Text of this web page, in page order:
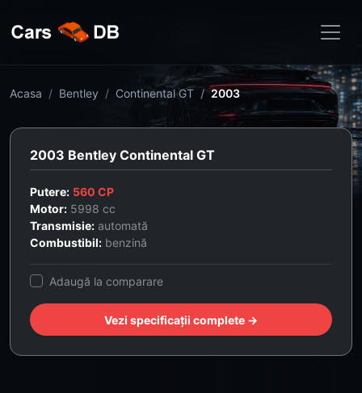
Acasa Bentley Continental GT 2003
2003 Bentley Continental GT
Putere: 560 CP
Motor: 5998 cc
Transmisie: automată
Combustibil: benzină
Adaugă la comparare
Vezi specificații complete →